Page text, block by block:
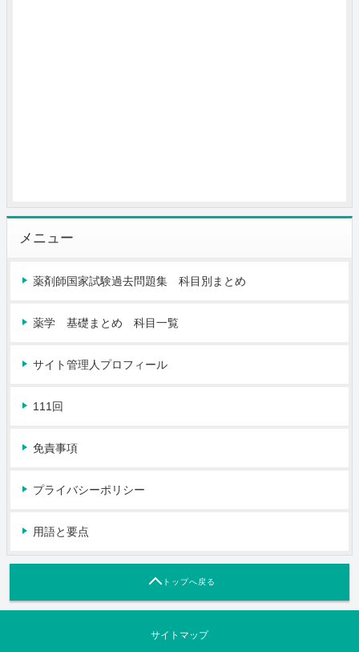
メニュー
薬剤師国家試験過去問題集 科目別まとめ
薬学 基礎まとめ 科目一覧
サイト管理人プロフィール
111回
免責事項
プライバシーポリシー
用語と要点
トップへ戻る
サイトマップ